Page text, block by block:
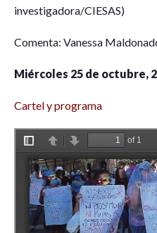
investigadora/CIESAS)
Comenta: Vanessa
Miércoles 25 de octubre,
Cartel y programa